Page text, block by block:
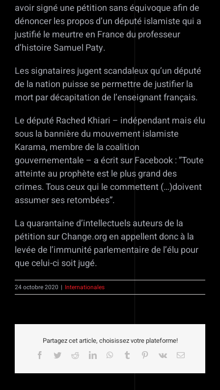
avoir signé une pétition sans équivoque afin de
dénoncer les propos d’un député islamiste qui a
justifié le meurtre en France du professeur
d’histoire Samuel Paty.
Les signataires jugent scandaleux qu’un député
de la nation puisse se permettre de justifier la
mort par décapitation de l’enseignant français.
Le député Rached Khiari – indépendant mais élu
sous la bannière du mouvement islamiste
Karama, membre de la coalition
gouvernementale – a écrit sur Facebook : ”Toute
atteinte au prophète est le plus grand des
crimes. Tous ceux qui le commettent (…)doivent
assumer ses retombées”.
La quarantaine d’intellectuels auteurs de la
pétition sur Change.org en appellent donc à la
levée de l’immunité parlementaire de l’élu pour
que celui-ci soit jugé.
24 octobre 2020 | Internationales
Partagez cet article, choisissez votre plateforme!
Facebook
TwitterRedditLinkedInWhatsApp
Tumblr Pinterest
Vk Email